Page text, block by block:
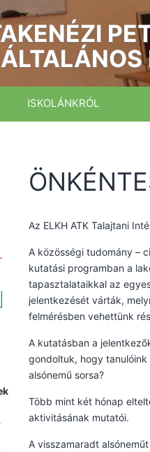
ÁLTALÁNOS
ISKOLÁNKRÓL
Az ELKH ATK Talajtani
A közösségi tudomány –
kutatási programban a
tapasztalataikkal az
jelentkezését várták,
felmérésben vehettünk
A kutatásban a
gondoltuk, hogy
alsónemű sorsa?
Több mint két hónap
aktivitásának mutatói.
A visszamaradt